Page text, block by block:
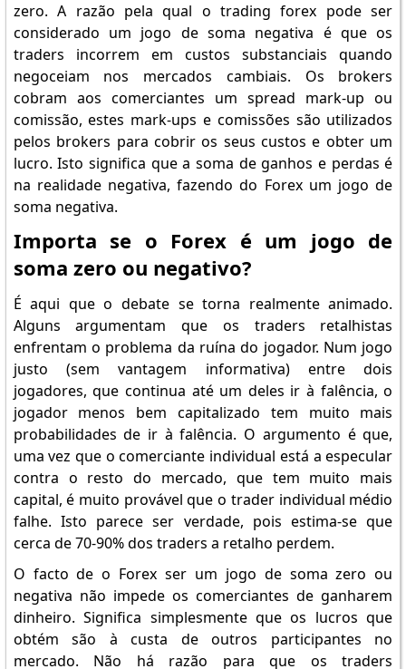
zero. A razão pela qual o trading forex pode ser
considerado um jogo de soma negativa é que os
traders incorrem em custos substanciais quando
negoceiam nos mercados cambiais. Os brokers
cobram aos comerciantes um spread mark-up ou
comissão, estes mark-ups e comissões são utilizados
pelos brokers para cobrir os seus custos e obter um
lucro. Isto significa que a soma de ganhos e perdas é
na realidade negativa, fazendo do Forex um jogo de
soma negativa.
Importa se o Forex é um jogo de
soma zero ou negativo?
É aqui que o debate se torna realmente animado.
Alguns argumentam que os traders retalhistas
enfrentam o problema da ruína do jogador. Num jogo
justo (sem vantagem informativa) entre dois
jogadores, que continua até um deles ir à falência, o
jogador menos bem capitalizado tem muito mais
probabilidades de ir à falência. O argumento é que,
uma vez que o comerciante individual está a especular
contra o resto do mercado, que tem muito mais
capital, é muito provável que o trader individual médio
falhe. Isto parece ser verdade, pois estima-se que
cerca de 70-90% dos traders a retalho perdem.
O facto de o Forex ser um jogo de soma zero ou
negativa não impede os comerciantes de ganharem
dinheiro. Significa simplesmente que os lucros que
obtém são à custa de outros participantes no
mercado. Não há razão para que os traders